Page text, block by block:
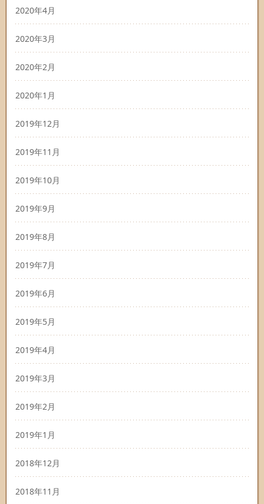
2020年4月
2020年3月
2020年2月
2020年1月
2019年12月
2019年11月
2019年10月
2019年9月
2019年8月
2019年7月
2019年6月
2019年5月
2019年4月
2019年3月
2019年2月
2019年1月
2018年12月
2018年11月